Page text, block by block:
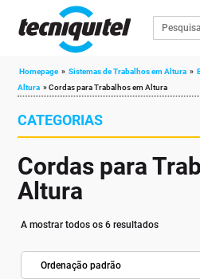
Homepage » Sistemas de Trabalhos em Altura »
Altura »Cordas para Trabalhos em Altura
CATEGORIAS
Cordas para
Altura
A mostrar todos os 6 resultados